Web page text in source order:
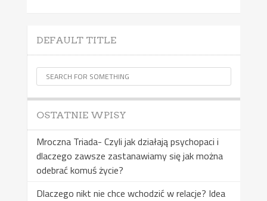
DEFAULT TITLE
OSTATNIE WPISY
Mroczna Triada- Czyli jak działają psychopaci i
dlaczego zawsze zastanawiamy się jak można
odebrać komuś życie?
Dlaczego nikt nie chce wchodzić w relacje? Idea